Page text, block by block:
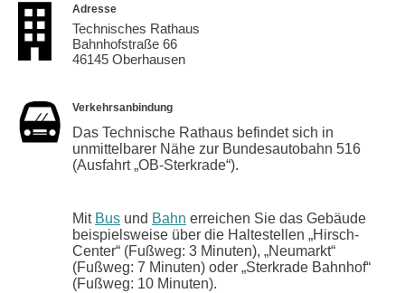
Adresse
Technisches Rathaus
Bahnhofstraße 66
46145 Oberhausen
Verkehrsanbindung
Das Technische Rathaus befindet sich in
unmittelbarer Nähe zur Bundesautobahn 516
(Ausfahrt „OB-Sterkrade“).
Mit Bus und Bahn erreichen Sie das Gebäude
beispielsweise über die Haltestellen „Hirsch-
Center“ (Fußweg: 3 Minuten), „Neumarkt“
(Fußweg: 7 Minuten) oder „Sterkrade Bahnhof“
(Fußweg: 10 Minuten).